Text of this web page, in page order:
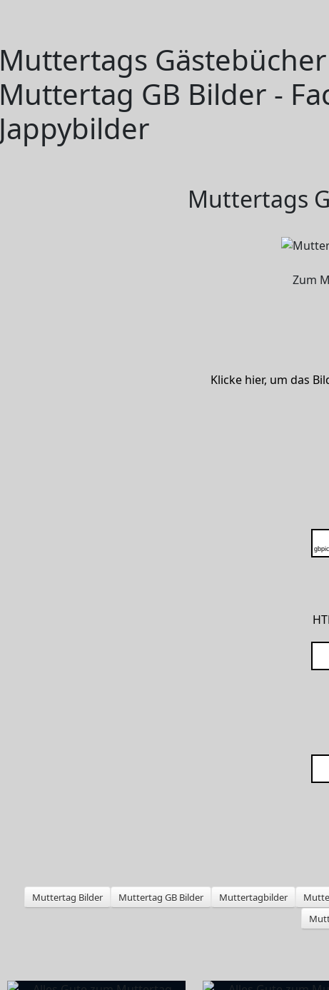
Muttertags
Muttertag GB Bilder -
Jappybilder
Muttertags
Zum
Klicke hier, um das
Muttertag Bilder Muttertag GB Bilder Muttertagbilder